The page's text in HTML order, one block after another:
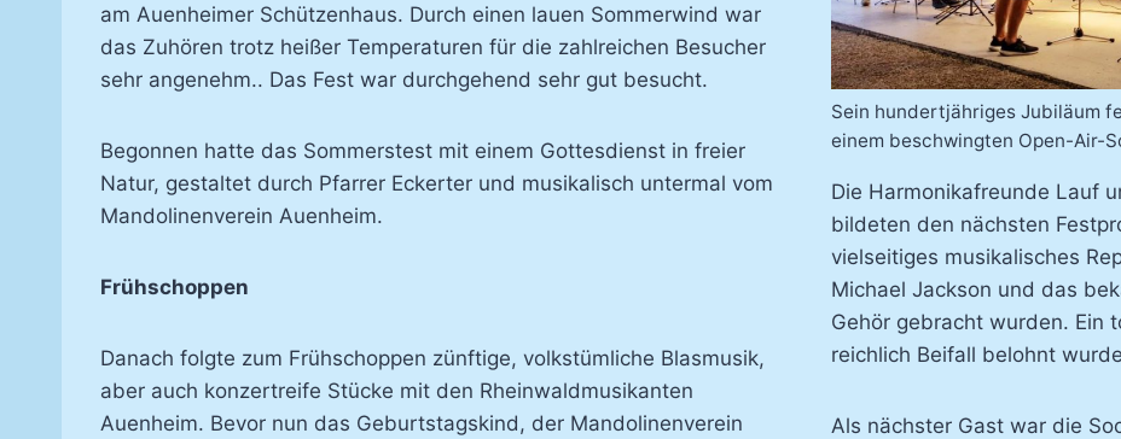
am Auenheimer Schützenhaus. Durch einen lauen Sommerwind war
das Zuhören trotz heißer Temperaturen für die zahlreichen Besucher
sehr angenehm.. Das Fest war durchgehend sehr gut besucht.
Begonnen hatte das Sommerstest mit einem Gottesdienst in freier
Natur, gestaltet durch Pfarrer Eckerter und musikalisch untermal vom
Mandolinenverein Auenheim.
Frühschoppen
Danach folgte zum Frühschoppen zünftige, volkstümliche Blasmusik,
aber auch konzertreife Stücke mit den Rheinwaldmusikanten
Auenheim. Bevor nun das Geburtstagskind, der Mandolinenverein
Sein hundertjähriges Jubiläum
einem beschwingten Open-Air-
Die Harmonikafreunde Lauf
bildeten den nächsten
vielseitiges musikalisches
Michael Jackson und das
Gehör gebracht wurden. Ein
reichlich Beifall belohnt
Als nächster Gast war die